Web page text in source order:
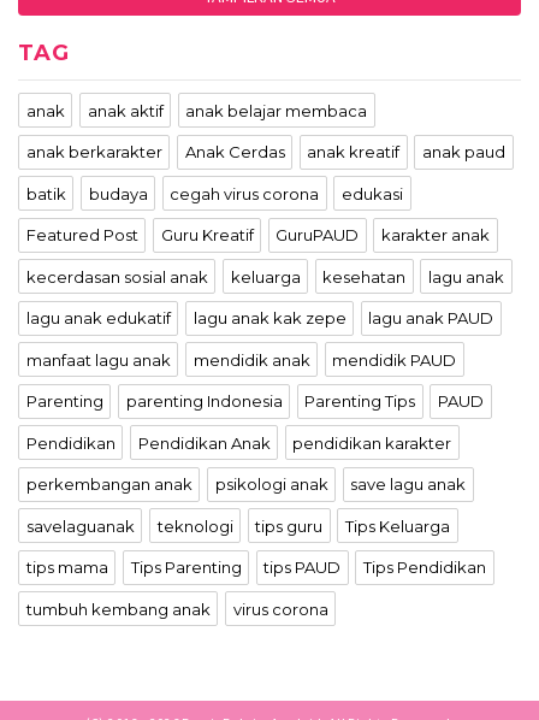
TAG
anak anak aktif anak belajar membaca
anak berkarakter Anak Cerdas anak kreatif anak paud
batik budaya cegah virus corona edukasi
Featured Post Guru Kreatif GuruPAUD karakter anak
kecerdasan sosial anak keluarga kesehatan lagu anak
lagu anak edukatif lagu anak kak zepe lagu anak PAUD
manfaat lagu anak mendidik anak mendidik PAUD
Parenting parenting Indonesia Parenting Tips PAUD
Pendidikan Pendidikan Anak pendidikan karakter
perkembangan anak psikologi anak save lagu anak
savelaguanak teknologi tips guru Tips Keluarga
tips mama Tips Parenting tips PAUD Tips Pendidikan
tumbuh kembang anak virus corona